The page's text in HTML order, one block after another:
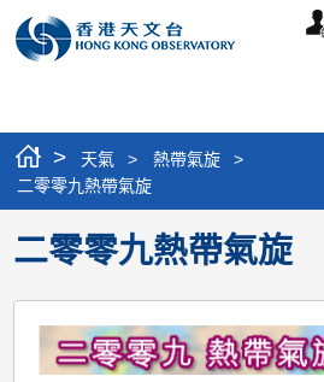
個
> 天氣 > 熱帶氣旋
>
二零零九熱帶氣旋
二零零九熱帶氣旋